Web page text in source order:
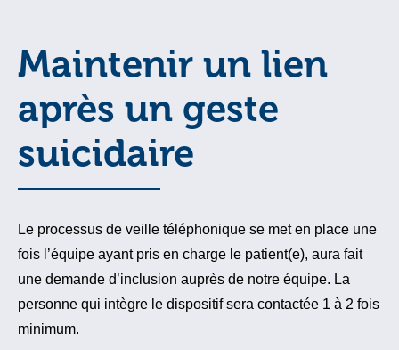
Maintenir un lien
après un geste
suicidaire
Le processus de veille téléphonique se met en place une
fois l’équipe ayant pris en charge le patient(e), aura fait
une demande d’inclusion auprès de notre équipe. La
personne qui intègre le dispositif sera contactée 1 à 2 fois
minimum.